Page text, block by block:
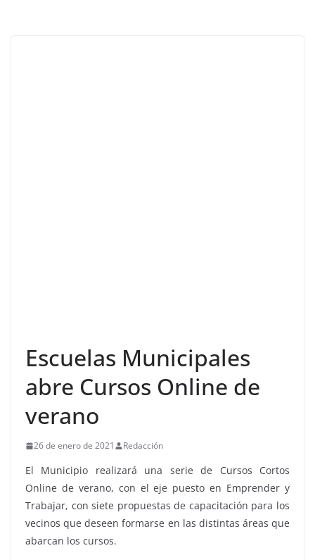
Escuelas Municipales
abre Cursos Online de
verano
26 de enero de 2021 Redacción
El Municipio realizará una serie de Cursos Cortos
Online de verano, con el eje puesto en Emprender y
Trabajar, con siete propuestas de capacitación para los
vecinos que deseen formarse en las distintas áreas que
abarcan los cursos.